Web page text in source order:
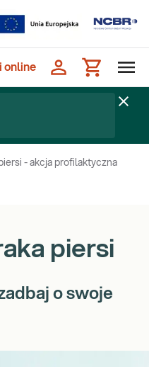
online
- akcja profilaktyczna
piersi
o swoje